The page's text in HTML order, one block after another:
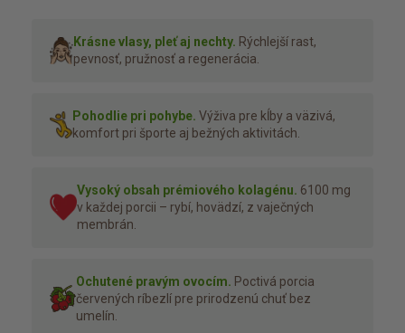
Krásne vlasy, pleť aj nechty. Rýchlejší rast,
pevnosť, pružnosť a regenerácia.
Pohodlie pri pohybe. Výživa pre kĺby a väzivá,
komfort pri športe aj bežných aktivitách.
Vysoký obsah prémiového kolagénu. 6100 mg
v každej porcii – rybí, hovädzí, z vaječných
membrán.
Ochutené pravým ovocím. Poctivá porcia
červených ríbezlí pre prirodzenú chuť bez
umelín.